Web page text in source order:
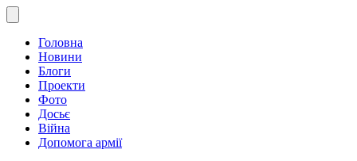
Головна
Новини
Блоги
Проекти
Фото
Досьє
Війна
Допомога армії